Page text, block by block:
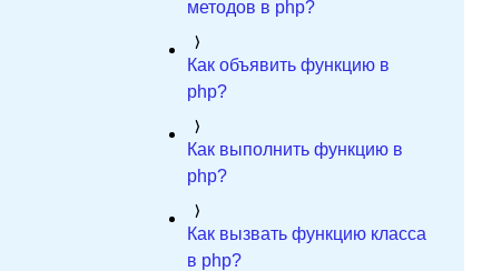
методов в php?
Как объявить функцию в
php?
Как выполнить функцию в
php?
Как вызвать функцию класса
в php?